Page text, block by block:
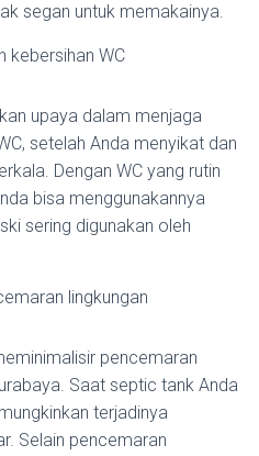
segan untuk memakainya.
kebersihan WC
upaya dalam menjaga
setelah Anda menyikat dan
Dengan WC yang rutin
bisa menggunakannya
sering digunakan oleh
lingkungan
pencemaran
Saat septic tank Anda
terjadinya
Selain pencemaran